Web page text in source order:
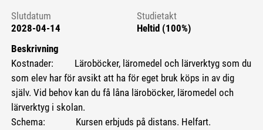
Slutdatum
2028-04-14
Studietakt
Heltid (100%)
Beskrivning
Kostnader: Läroböcker, läromedel och lärverktyg som du
som elev har för avsikt att ha för eget bruk köps in av dig
själv. Vid behov kan du få låna läroböcker, läromedel och
lärverktyg i skolan.
Schema: Kursen erbjuds på distans. Helfart.